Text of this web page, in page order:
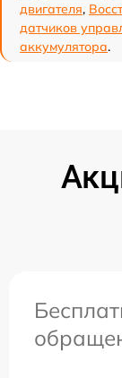
двигателя,
датчиков
аккумулятора.